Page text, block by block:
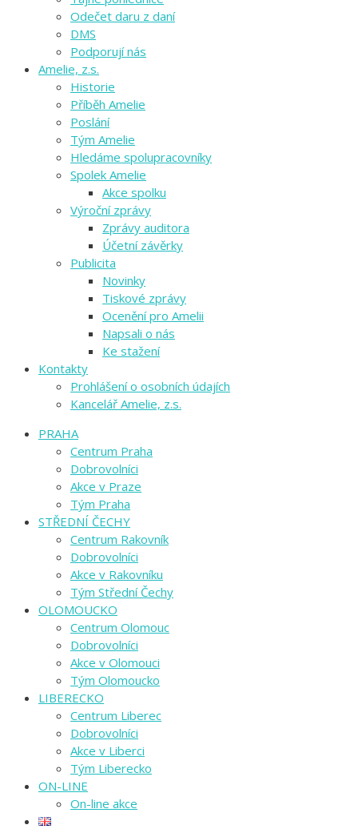
Odečet daru z daní
DMS
Podporují nás
Amelie, z.s.
Historie
Příběh Amelie
Poslání
Tým Amelie
Hledáme spolupracovníky
Spolek Amelie
Akce spolku
Výroční zprávy
Zprávy auditora
Účetní závěrky
Publicita
Novinky
Tiskové zprávy
Ocenění pro Amelii
Napsali o nás
Ke stažení
Kontakty
Prohlášení o osobních údajích
Kancelář Amelie, z.s.
PRAHA
Centrum Praha
Dobrovolníci
Akce v Praze
Tým Praha
STŘEDNÍ ČECHY
Centrum Rakovník
Dobrovolníci
Akce v Rakovníku
Tým Střední Čechy
OLOMOUCKO
Centrum Olomouc
Dobrovolníci
Akce v Olomouci
Tým Olomoucko
LIBERECKO
Centrum Liberec
Dobrovolníci
Akce v Liberci
Tým Liberecko
ON-LINE
On-line akce